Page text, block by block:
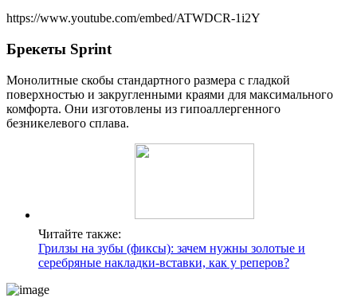
https://www.youtube.com/embed/ATWDCR-1i2Y
Брекеты Sprint
Монолитные скобы стандартного размера с гладкой
поверхностью и закругленными краями для максимального
комфорта. Они изготовлены из гипоаллергенного
безникелевого сплава.
Читайте также:
Грилзы на зубы (фиксы): зачем нужны золотые и
серебряные накладки-вставки, как у реперов?